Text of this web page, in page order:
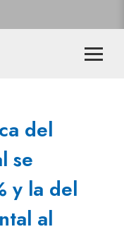
del
se
y la del
al